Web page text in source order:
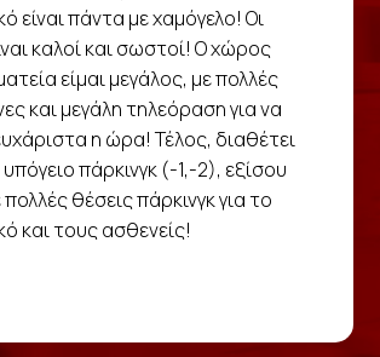
είναι πάντα με χαμόγελο! Οι
καλοί και σωστοί! Ο χώρος
είμαι μεγάλος, με πολλές
και μεγάλη τηλεόραση για να
η ώρα! Τέλος, διαθέτει
πάρκινγκ (-1,-2), εξίσου
θέσεις πάρκινγκ για το
και τους ασθενείς!